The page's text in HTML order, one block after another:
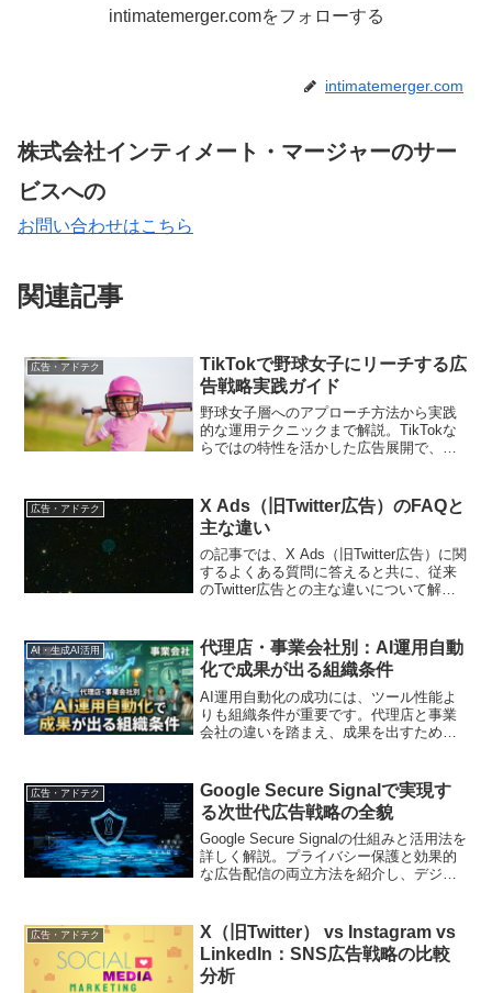
intimatemerger.comをフォローする
intimatemerger.com
株式会社インティメート・マージャーのサー
ビスへの
お問い合わせはこちら
関連記事
広告・アドテク
TikTokで野球女子にリーチする広
告戦略実践ガイド
野球女子層へのアプローチ方法から実践
的な運用テクニックまで解説。TikTokな
らではの特性を活かした広告展開で、効
広告・アドテク
X Ads（旧Twitter広告）のFAQと
主な違い
の記事では、X Ads（旧Twitter広告）に関
するよくある質問に答えると共に、従来
のTwitter広告との主な違いについて解説
AI・生成AI活用
代理店・事業会社別：AI運用自動
化で成果が出る組織条件
AI運用自動化の成功には、ツール性能よ
りも組織条件が重要です。代理店と事業
会社の違いを踏まえ、成果を出すための
広告・アドテク
Google Secure Signalで実現す
る次世代広告戦略の全貌
Google Secure Signalの仕組みと活用法を
詳しく解説。プライバシー保護と効果的
な広告配信の両立方法を紹介し、デジタ
広告・アドテク
X（旧Twitter） vs Instagram vs
LinkedIn：SNS広告戦略の比較
分析